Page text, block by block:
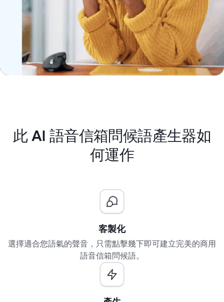
此 AI 語音信箱問候語產生器如
何運作
客製化
選擇適合您語氣的聲音，只需點擊幾下即可建立完美的商用
語音信箱問候語。